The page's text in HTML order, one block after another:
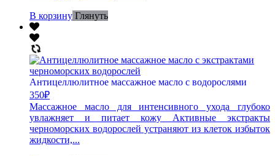
В корзину Глянуть
Антицеллюлитное массажное масло с водорослями
350₽
Массажное масло для интенсивного ухода глубоко
увлажняет и питает кожу Активные экстракты
черноморских водорослей устраняют из клеток избыток
жидкости,...